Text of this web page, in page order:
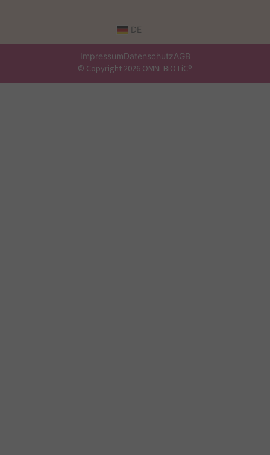
DE
ImpressumDatenschutzAGB
© Copyright 2026 OMNi-BiOTiC®